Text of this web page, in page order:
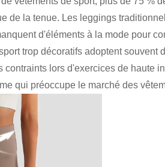
de la tenue. Les leggings
d'éléments à la mode pour
trop décoratifs adoptent souvent
lors d'exercices de haute
qui préoccupe le marché des